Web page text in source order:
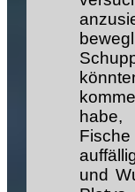
habe,
und